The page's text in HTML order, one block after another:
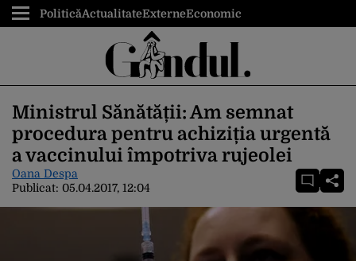
PoliticăActualitateExterneEconomic
Ministrul Sănătății: Am semnat
procedura pentru achiziția urgentă
a vaccinului împotriva rujeolei
Oana Despa
Publicat: 05.04.2017, 12:04